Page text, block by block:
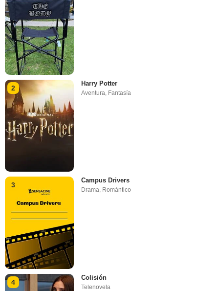
2
Harry Potter
Aventura, Fantasía
3
Campus Drivers
Drama, Romántico
4
Colisión
Telenovela